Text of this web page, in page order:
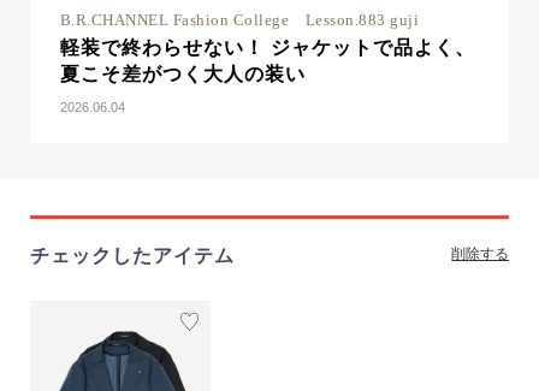
B.R.CHANNEL Fashion College Lesson.883 guji
軽装で終わらせない！ ジャケットで品よく、
夏こそ差がつく大人の装い
2026.06.04
チェックしたアイテム 削除する